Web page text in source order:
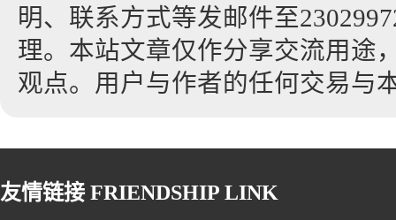
明、联系方式等发邮件至
理。本站文章仅作分享交流用途
观点。用户与作者的任何交易与
友情链接 FRIENDSHIP LINK